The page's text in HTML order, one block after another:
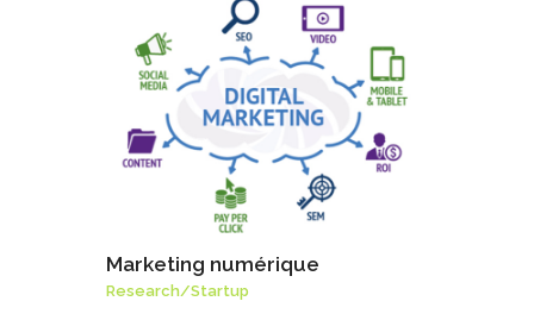
Marketing numérique
Research/Startup